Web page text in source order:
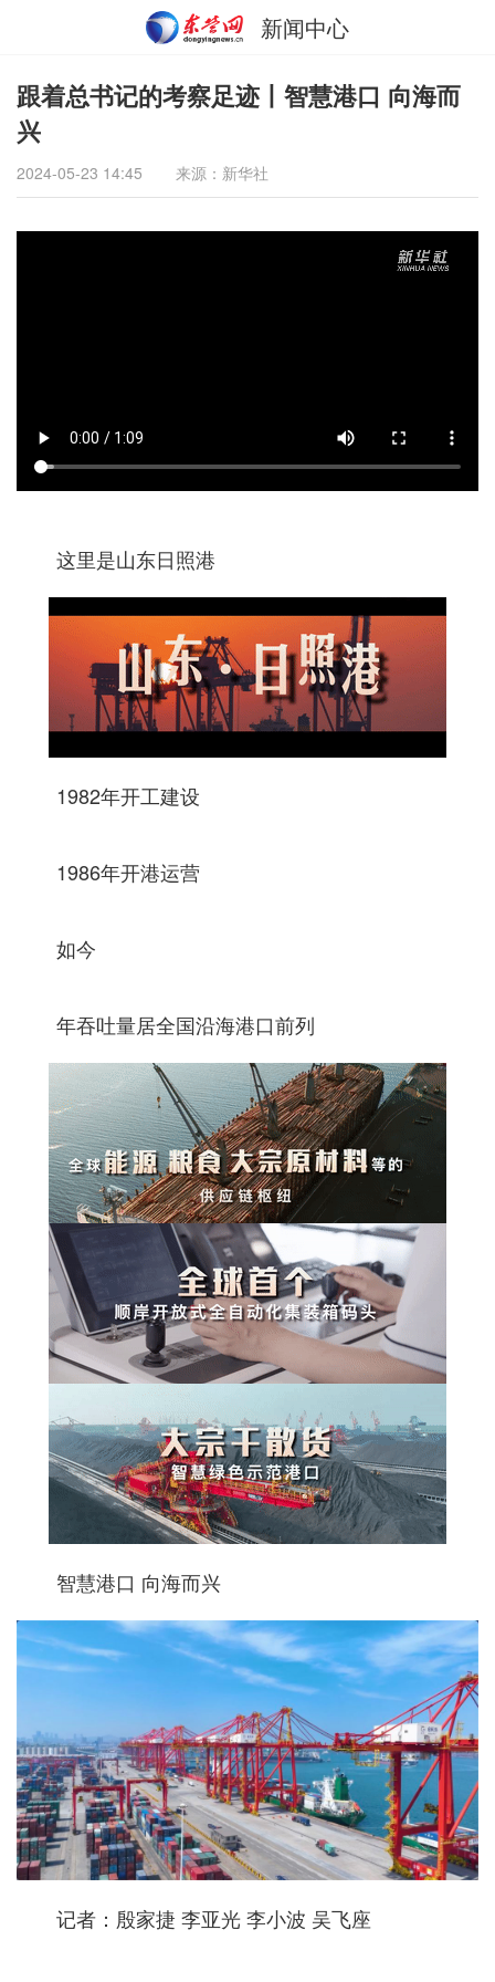
新闻中心
跟着总书记的考察足迹丨智慧港口 向海而
兴
2024-05-23 14:45 来源：新华社
这里是山东日照港
1982年开工建设
1986年开港运营
如今
年吞吐量居全国沿海港口前列
智慧港口 向海而兴
记者：殷家捷 李亚光 李小波 吴飞座